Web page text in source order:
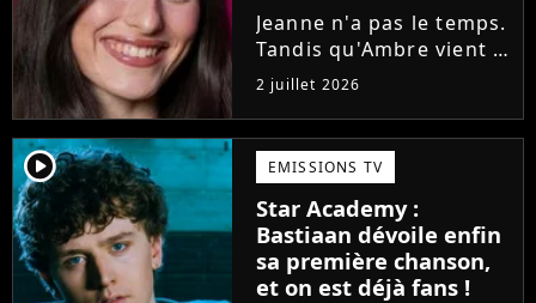
Jeanne n'a pas le temps.
Tandis qu'Ambre vient à
peine de dévoiler son
premier single, l'ex-
candidate de la Star
Academy s'apprête à
sortir un troisième titre
(Les règles) et vient...
2 juillet 2026
player2 EMISSIONS TV
Star Academy :
Bastiaan dévoile enfin
sa première chanson,
et on est déjà fans !